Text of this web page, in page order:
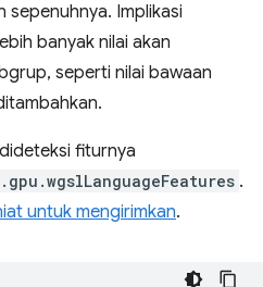
sepenuhnya. Implikasi
banyak nilai akan
seperti nilai bawaan
fiturnya
.
untuk mengirimkan.